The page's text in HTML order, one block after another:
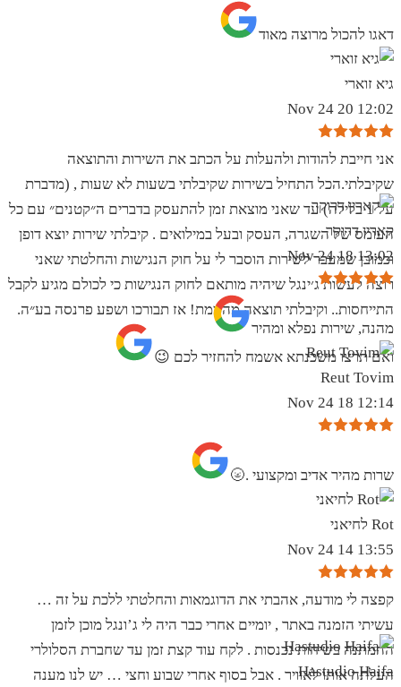
‏דאגו להכול מרוצה מאוד
גיא זוארי
12:02 20 Nov 24
אני חייבת להודות ולהעלות על הכתב את השירות והתוצאה
שקיבלתי.הכל התחיל בשירות שקיבלתי בשעות לא שעות , (מדברת
על 1 בלילה) עד שאני מוצאת זמן להתעסק בדברים ה״קטנים״ עם כל
העומס של השגרה, העסק ובעל במילואים . קיבלתי שירות יוצא דופן
וכמובן שמעבר לשירות הוסבר לי על חוק הנגישות והחלטתי שאני
רוצה לעשות ג׳ינגל שיהיה מותאם לחוק הנגישות כי לכולם מגיע לקבל
התייחסות.. וקיבלתי תוצאה מהממת! אז תבורכו ושפע פרנסה בע״ה.
ואם תרצו משכנתא אשמח להחזיר לכם 😉
קארין דרוקר
13:02 18 Nov 24
מהנה, שירות נפלא ומהיר
Reut Tovim
12:14 18 Nov 24
שרות מהיר אדיב ומקצועי .🌝
Rot לחיאני
13:55 14 Nov 24
קפצה לי מודעה, אהבתי את הדוגמאות והחלטתי ללכת על זה …
עשיתי הזמנה באתר , יומיים אחרי כבר היה לי ג’ונגל מוכן לזמן
ההמתנה בשיחות נכנסות . לקח עוד קצת זמן עד שחברת הסלולרי
העלתה אותו לאוויר . אבל בסוף אחרי שבוע וחצי … יש לנו מענה
Hastudio Haifa